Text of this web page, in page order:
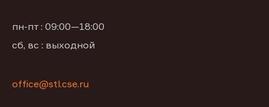
пн-пт : 09:00—18:00
сб, вс : выходной
office@stl.cse.ru